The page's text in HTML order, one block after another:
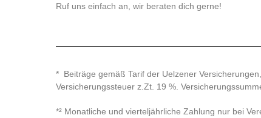
Ruf uns einfach an, wir beraten dich gerne!
* Beiträge gemäß Tarif der Uelzener
Versicherungssteuer z.Zt. 19 %.
*² Monatliche und vierteljährliche Zahlung nur bei